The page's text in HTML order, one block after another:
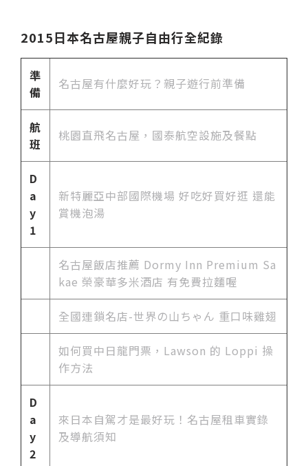
2015日本名古屋親子自由行全紀錄
準
備
名古屋有什麼好玩？親子遊行前準備
航
班
桃園直飛名古屋，國泰航空設施及餐點
D
a
y
1
新特麗亞中部國際機場 好吃好買好逛 還能
賞機泡湯
名古屋飯店推薦 Dormy Inn Premium Sa
kae 榮豪華多米酒店 有免費拉麵喔
全國連鎖名店-世界の山ちゃん 重口味雞翅
如何買中日龍門票，Lawson 的 Loppi 操
作方法
D
a
y
2
來日本自駕才是最好玩！名古屋租車實錄
及導航須知